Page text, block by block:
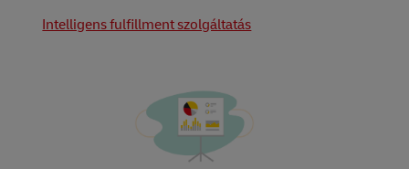
Intelligens fulfillment szolgáltatás